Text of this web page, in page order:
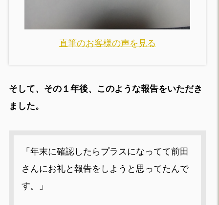
直筆のお客様の声を見る
そして、その１年後、このような報告をいただき
ました。
「年末に確認したらプラスになってて前田
さんにお礼と報告をしようと思ってたんで
す。」